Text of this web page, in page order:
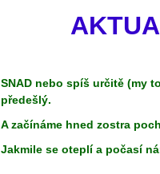
SNAD nebo spíš určitě (my
předešlý.
A začínáme hned zostra
Jakmile se oteplí a počasí